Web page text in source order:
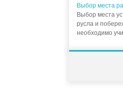
Выбор места
Выбор места
русла и
необходимо